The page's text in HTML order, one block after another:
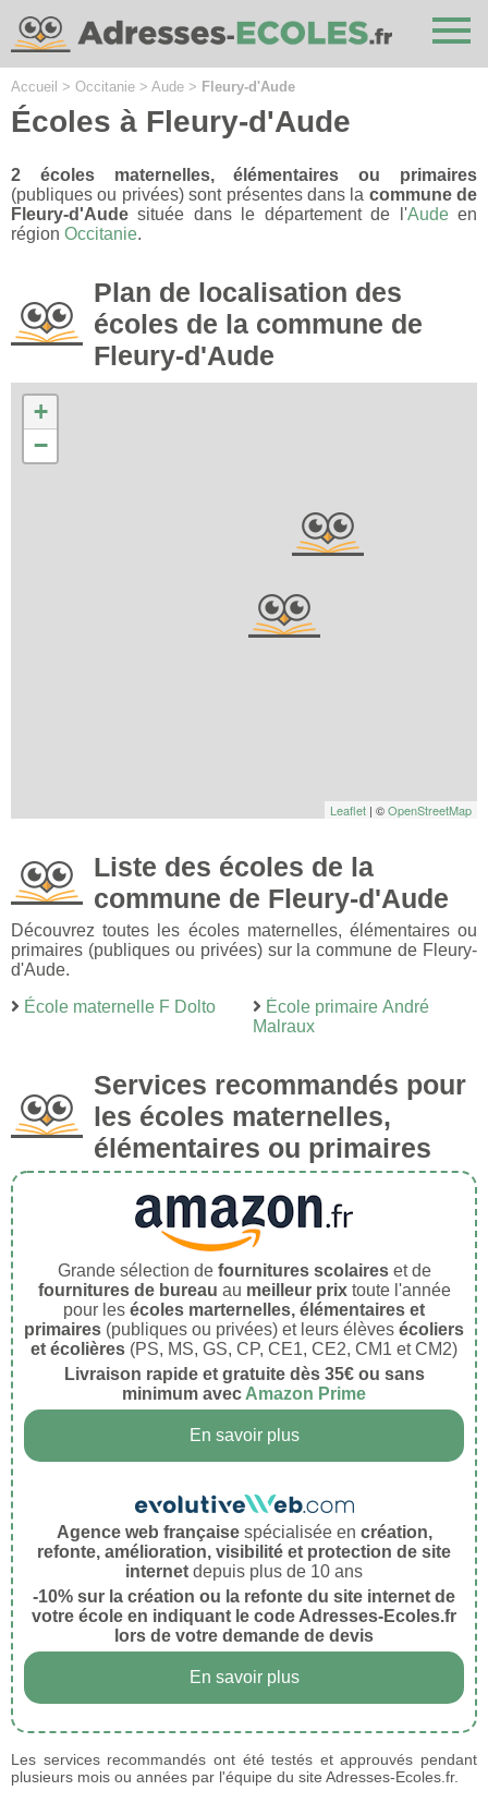
Accueil > Occitanie > Aude > Fleury-d'Aude
Écoles à Fleury-d'Aude
2 écoles maternelles, élémentaires ou primaires
(publiques ou privées) sont présentes dans la commune de
Fleury-d'Aude située dans le département de l'Audeen
région Occitanie.
Plan de localisation des
écoles de la commune de
Fleury-d'Aude
+
−
Leaflet | ©OpenStreetMap
Liste des écoles de la
commune de Fleury-d'Aude
Découvrez toutes les écoles maternelles, élémentaires ou
primaires (publiques ou privées) sur la commune de Fleury-
d'Aude.
École maternelle F Dolto
École primaire André
Malraux
Services recommandés pour
les écoles maternelles,
élémentaires ou primaires
Grande sélection de fournitures scolaireset de
fournitures de bureau au meilleur prixtoute l'année
pour les écoles marternelles, élémentaires et
primaires (publiques ou privées) et leurs élèves écoliers
et écolières (PS, MS, GS, CP, CE1, CE2, CM1 et CM2)
Livraison rapide et gratuite dès 35€ ou sans
minimum avec Amazon Prime
En savoir plus
Agence web françaisespécialisée en création,
refonte, amélioration, visibilité et protection de site
internet depuis plus de 10 ans
-10% sur la création ou la refonte du site internet de
votre école en indiquant le code Adresses-Ecoles.fr
lors de votre demande de devis
En savoir plus
Les services recommandés ont été testés et approuvés pendant
plusieurs mois ou années par l'équipe du site Adresses-Ecoles.fr.